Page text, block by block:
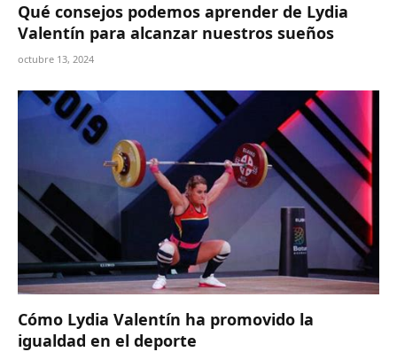
Qué consejos podemos aprender de Lydia
Valentín para alcanzar nuestros sueños
octubre 13, 2024
Cómo Lydia Valentín ha promovido la
igualdad en el deporte